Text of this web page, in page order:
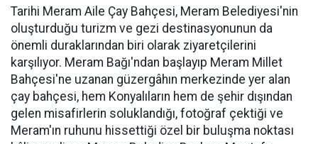
Tarihi Meram Aile Çay Bahçesi, Meram Belediyesi'nin
oluşturduğu turizm ve gezi destinasyonunun da
önemli duraklarından biri olarak ziyaretçilerini
karşılıyor. Meram Bağı'ndan başlayıp Meram Millet
Bahçesi'ne uzanan güzergâhın merkezinde yer alan
çay bahçesi, hem Konyalıların hem de şehir dışından
gelen misafirlerin soluklandığı, fotoğraf çektiği ve
Meram'ın ruhunu hissettiği özel bir buluşma noktası